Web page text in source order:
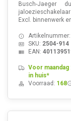
Busch-Jaeger
Excl. binnenwerk
Artikelnummer:
SKU: 2504-914
EAN:
Voor maandag
in huis*
Voorraad: 168